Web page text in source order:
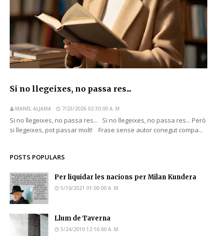
Si no llegeixes, no passa res...
MANEL ALJAMA 7/23/2026 02:30:00 A. M.
Si no llegeixes, no passa res... Si no llegeixes, no passa res... Però
si llegeixes, pot passar molt! Frase sense autor conegut compa...
POSTS POPULARS
Per liquidar les nacions per Milan Kundera
5/10/2021 01:00:00 A. M.
Llum de Taverna
5/24/2010 12:16:00 A. M.